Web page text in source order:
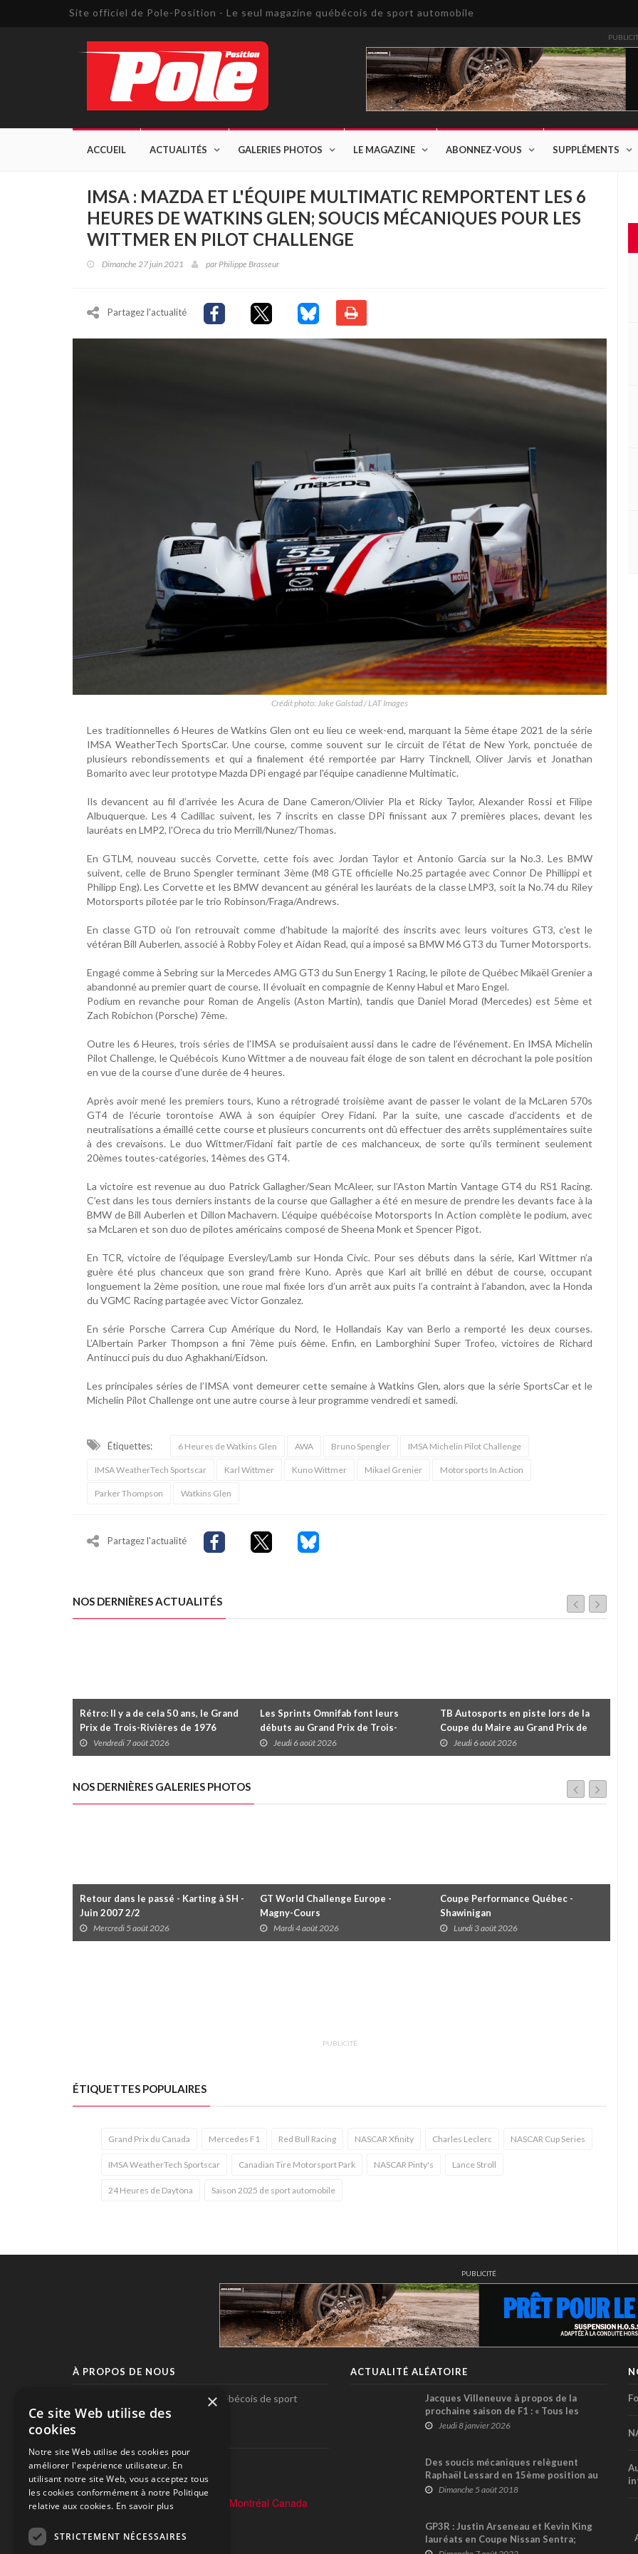
Site officiel de Pole-Position - Le seul magazine québécois de sport automobile
ACCUEIL ACTUALITÉS GALERIES PHOTOS LE MAGAZINE ABONNEZ-VOUS SUPPLÉMENTS
IMSA : MAZDA ET L'ÉQUIPE MULTIMATIC REMPORTENT LES 6
HEURES DE WATKINS GLEN; SOUCIS MÉCANIQUES POUR LES
WITTMER EN PILOT CHALLENGE
Dimanche 27 juin 2021 parPhilippe Brasseur
Partagez l'actualité
Crédit photo: Jake Galstad / LAT Images
Les traditionnelles 6 Heures de Watkins Glen ont eu lieu ce week-end, marquant la 5ème étape 2021 de la série
IMSA WeatherTech SportsCar. Une course, comme souvent sur le circuit de l’état de New York, ponctuée de
plusieurs rebondissements et qui a finalement été remportée par Harry Tincknell, Oliver Jarvis et Jonathan
Bomarito avec leur prototype Mazda DPi engagé par l'équipe canadienne Multimatic.
Ils devancent au fil d’arrivée les Acura de Dane Cameron/Olivier Pla et Ricky Taylor, Alexander Rossi et Filipe
Albuquerque. Les 4 Cadillac suivent, les 7 inscrits en classe DPi finissant aux 7 premières places, devant les
lauréats en LMP2, l'Oreca du trio Merrill/Nunez/Thomas.
En GTLM, nouveau succès Corvette, cette fois avec Jordan Taylor et Antonio Garcia sur la No.3. Les BMW
suivent, celle de Bruno Spengler terminant 3ème (M8 GTE officielle No.25 partagée avec Connor De Phillippi et
Philipp Eng). Les Corvette et les BMW devancent au général les lauréats de la classe LMP3, soit la No.74 du Riley
Motorsports pilotée par le trio Robinson/Fraga/Andrews.
En classe GTD où l’on retrouvait comme d’habitude la majorité des inscrits avec leurs voitures GT3, c'est le
vétéran Bill Auberlen, associé à Robby Foley et Aidan Read, qui a imposé sa BMW M6 GT3 du Turner Motorsports.
Engagé comme à Sebring sur la Mercedes AMG GT3 du Sun Energy 1 Racing, le pilote de Québec Mikaël Grenier a
abandonné au premier quart de course. Il évoluait en compagnie de Kenny Habul et Maro Engel.
Podium en revanche pour Roman de Angelis (Aston Martin), tandis que Daniel Morad (Mercedes) est 5ème et
Zach Robichon (Porsche) 7ème.
Outre les 6 Heures, trois séries de l’IMSA se produisaient aussi dans le cadre de l’événement. En IMSA Michelin
Pilot Challenge, le Québécois Kuno Wittmer a de nouveau fait éloge de son talent en décrochant la pole position
en vue de la course d’une durée de 4 heures.
Après avoir mené les premiers tours, Kuno a rétrogradé troisième avant de passer le volant de la McLaren 570s
GT4 de l’écurie torontoise AWA à son équipier Orey Fidani. Par la suite, une cascade d’accidents et de
neutralisations a émaillé cette course et plusieurs concurrents ont dû effectuer des arrêts supplémentaires suite
à des crevaisons. Le duo Wittmer/Fidani fait partie de ces malchanceux, de sorte qu’ils terminent seulement
20èmes toutes-catégories, 14èmes des GT4.
La victoire est revenue au duo Patrick Gallagher/Sean McAleer, sur l’Aston Martin Vantage GT4 du RS1 Racing.
C’est dans les tous derniers instants de la course que Gallagher a été en mesure de prendre les devants face à la
BMW de Bill Auberlen et Dillon Machavern. L’équipe québécoise Motorsports In Action complète le podium, avec
sa McLaren et son duo de pilotes américains composé de Sheena Monk et Spencer Pigot.
En TCR, victoire de l’équipage Eversley/Lamb sur Honda Civic. Pour ses débuts dans la série, Karl Wittmer n’a
guère été plus chanceux que son grand frère Kuno. Après que Karl ait brillé en début de course, occupant
longuement la 2ème position, une roue mal fixée lors d’un arrêt aux puits l’a contraint à l’abandon, avec la Honda
du VGMC Racing partagée avec Victor Gonzalez.
En série Porsche Carrera Cup Amérique du Nord, le Hollandais Kay van Berlo a remporté les deux courses.
L’Albertain Parker Thompson a fini 7ème puis 6ème. Enfin, en Lamborghini Super Trofeo, victoires de Richard
Antinucci puis du duo Aghakhani/Eidson.
Les principales séries de l’IMSA vont demeurer cette semaine à Watkins Glen, alors que la série SportsCar et le
Michelin Pilot Challenge ont une autre course à leur programme vendredi et samedi.
Étiquettes: 6 Heures de Watkins Glen AWA Bruno Spengler IMSA Michelin Pilot Challenge
IMSA WeatherTech Sportscar Karl Wittmer Kuno Wittmer Mikael Grenier Motorsports In Action
Parker Thompson Watkins Glen
Partagez l'actualité
NOS DERNIÈRES ACTUALITÉS
Rétro: Il y a de cela 50 ans, le Grand
Prix de Trois-Rivières de 1976
Vendredi 7 août 2026
Les Sprints Omnifab font leurs
débuts au Grand Prix de Trois-
Rivières avec un format inspiré de
Daytona
Jeudi 6 août 2026
TB Autosports en piste lors de la
Coupe du Maire au Grand Prix de
Trois-Rivières
Jeudi 6 août 2026
NOS DERNIÈRES GALERIES PHOTOS
Retour dans le passé - Karting à SH -
Juin 2007 2/2
Mercredi 5 août 2026
GT World Challenge Europe -
Magny-Cours
Mardi 4 août 2026
Coupe Performance Québec -
Shawinigan
Lundi 3 août 2026
PUBLICITÉ
ÉTIQUETTES POPULAIRES
Grand Prix du Canada Mercedes F1 Red Bull Racing NASCAR Xfinity Charles Leclerc NASCAR Cup Series
IMSA WeatherTech Sportscar Canadian Tire Motorsport Park NASCAR Pinty's Lance Stroll
24 Heures de Daytona Saison 2025 de sport automobile
PUBLICITÉ
À PROPOS DE NOUS
Pole-Position, le seul magazine québécois de sport
automobile.
SUIVEZ-NOUS
ACTUALITÉ ALÉATOIRE
Jacques Villeneuve à propos de la
prochaine saison de F1 : « Tous les
pilotes ne sauront pas s’adapter au
Jeudi 8 janvier 2026
Des soucis mécaniques relèguent
Raphaël Lessard en 15ème position au
Hickory Speedway
Dimanche 5 août 2018
GP3R : Justin Arseneau et Kevin King
lauréats en Coupe Nissan Sentra;
×
Ce site Web utilise des
cookies
Notre site Web utilise des cookies pour
améliorer l'expérience utilisateur. En
utilisant notre site Web, vous acceptez tous
les cookies conformément à notre Politique
relative aux cookies. En savoir plus
STRICTEMENT NÉCESSAIRES